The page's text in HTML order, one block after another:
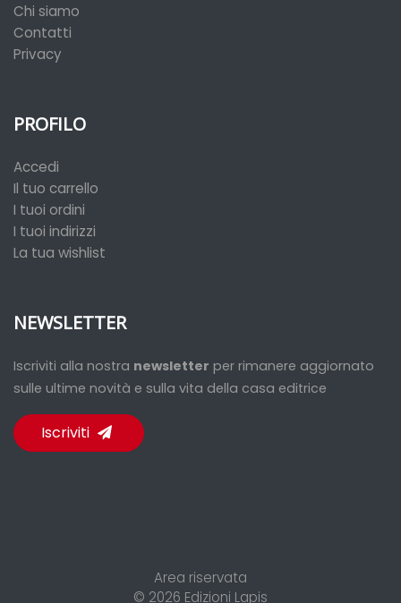
Chi siamo
Contatti
Privacy
PROFILO
Accedi
Il tuo carrello
I tuoi ordini
I tuoi indirizzi
La tua wishlist
NEWSLETTER
Iscriviti alla nostra newsletter per rimanere aggiornato
sulle ultime novità e sulla vita della casa editrice
Iscriviti
Area riservata
© 2026 Edizioni Lapis